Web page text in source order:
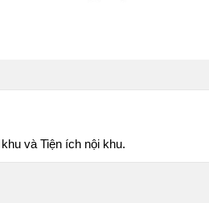
và Tiện ích nội khu.